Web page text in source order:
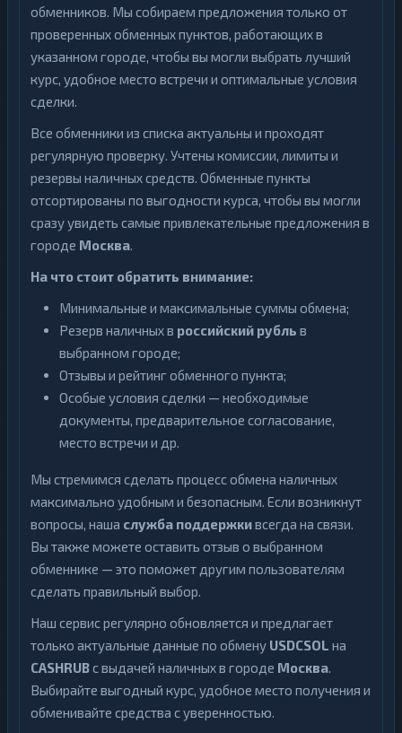
обменников. Мы собираем предложения только от
проверенных обменных пунктов, работающих в
указанном городе, чтобы вы могли выбрать лучший
курс, удобное место встречи и оптимальные условия
сделки.
Все обменники из списка актуальны и проходят
регулярную проверку. Учтены комиссии, лимиты и
резервы наличных средств. Обменные пункты
отсортированы по выгодности курса, чтобы вы могли
сразу увидеть самые привлекательные предложения в
городе Москва.
На что стоит обратить внимание:
Минимальные и максимальные суммы обмена;
Резерв наличных в российский рубль в
выбранном городе;
Отзывы и рейтинг обменного пункта;
Особые условия сделки — необходимые
документы, предварительное согласование,
место встречи и др.
Мы стремимся сделать процесс обмена наличных
максимально удобным и безопасным. Если возникнут
вопросы, наша служба поддержкивсегда на связи.
Вы также можете оставить отзыв о выбранном
обменнике — это поможет другим пользователям
сделать правильный выбор.
Наш сервис регулярно обновляется и предлагает
только актуальные данные по обмену USDCSOL на
CASHRUBс выдачей наличных в городе Москва.
Выбирайте выгодный курс, удобное место получения и
обменивайте средства с уверенностью.